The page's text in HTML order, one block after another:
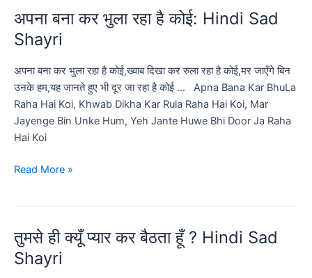
कितना
हसीन
एहसास
हैं
अपना बना कर भुला रहा है कोई: Hindi Sad
Shayri
अपना बना कर भुला रहा है कोई,ख्वाब दिखा कर रुला रहा है कोई,मर जाएँगे बिन
उनके हम,यह जानते हुए भी दूर जा रहा है कोई … Apna Bana Kar BhuLa
Raha Hai Koi, Khwab Dikha Kar Rula Raha Hai Koi, Mar
Jayenge Bin Unke Hum, Yeh Jante Huwe Bhi Door Ja Raha
Hai Koi
अपना
रहा
है
कोई:
Read More »
तुमसे‬ ही क्यूँ ‪‎प्यार‬ कर बैठता हूँ ? Hindi Sad
Shayri